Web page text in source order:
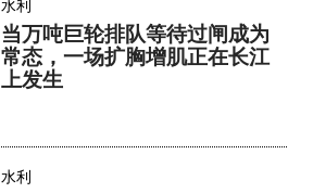
水利
当万吨巨轮排队等待过闸成为
常态，一场扩胸增肌正在长江
上发生
水利